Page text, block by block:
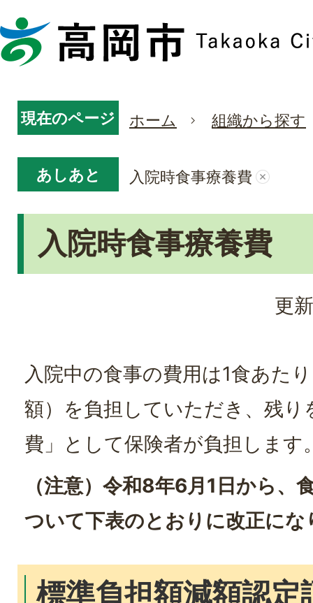
現在のページ ホーム 組織から探す
あしあと 入院時食事療養費
入院時食事療養費
更
入院中の食事の費用は1食あた
額）を負担していただき、残り
費」として保険者が負担します
（注意）令和8年6月1日から、
ついて下表のとおりに改正にな
標準負担額減額認定